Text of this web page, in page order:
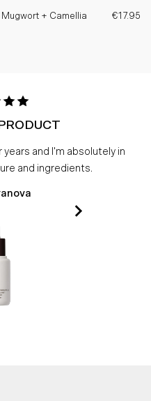
+ Camellia
€17.95
and I'm absolutely in
and ingredients.